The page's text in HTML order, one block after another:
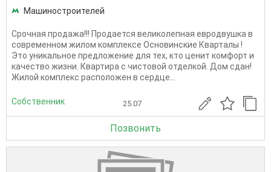
Машиностроителей
Срочная продажа!!! Продается великолепная евродвушка в
современном жилом комплексе Основинские Кварталы !
Это уникальное предложение для тех, кто ценит комфорт и
качество жизни. Квартира с чистовой отделкой. Дом сдан!
Жилой комплекс расположен в сердце...
Собственник 25.07
Позвонить